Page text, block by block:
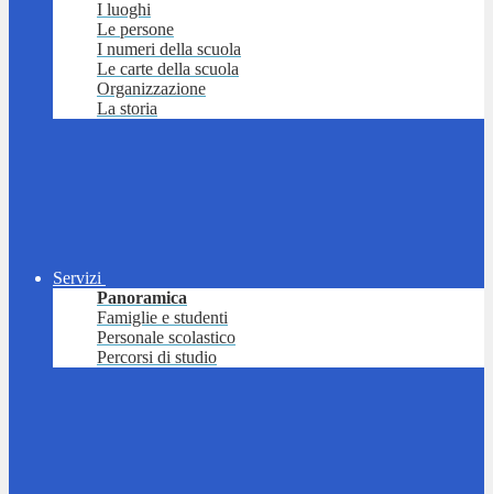
I luoghi
Le persone
I numeri della scuola
Le carte della scuola
Organizzazione
La storia
Servizi
Panoramica
Famiglie e studenti
Personale scolastico
Percorsi di studio